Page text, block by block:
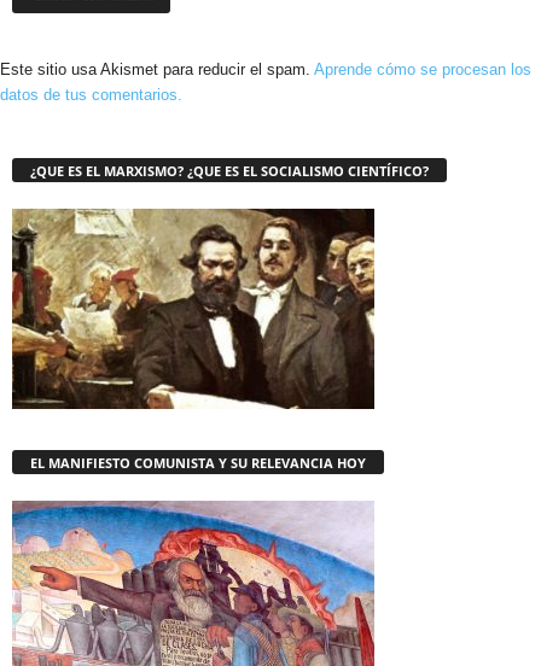
Este sitio usa Akismet para reducir el spam. Aprende cómo se procesan los
datos de tus comentarios.
¿QUE ES EL MARXISMO? ¿QUE ES EL SOCIALISMO CIENTÍFICO?
EL MANIFIESTO COMUNISTA Y SU RELEVANCIA HOY